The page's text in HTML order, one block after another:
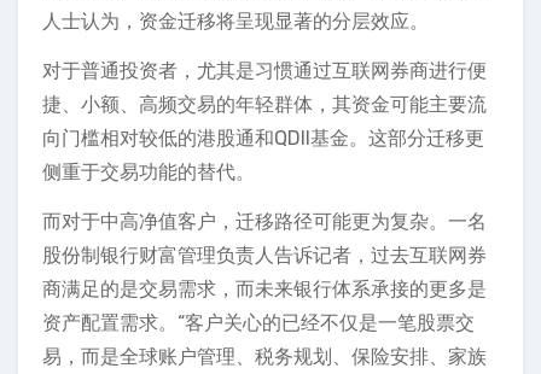
人士认为，资金迁移将呈现显著的分层效应。
对于普通投资者，尤其是习惯通过互联网券商进行便
捷、小额、高频交易的年轻群体，其资金可能主要流
向门槛相对较低的港股通和QDII基金。这部分迁移更
侧重于交易功能的替代。
而对于中高净值客户，迁移路径可能更为复杂。一名
股份制银行财富管理负责人告诉记者，过去互联网券
商满足的是交易需求，而未来银行体系承接的更多是
资产配置需求。“客户关心的已经不仅是一笔股票交
易，而是全球账户管理、税务规划、保险安排、家族